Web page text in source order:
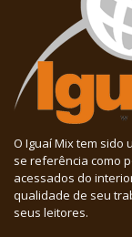
O Iguaí Mix tem
se referência como
acessados do
qualidade de seu
seus leitores.